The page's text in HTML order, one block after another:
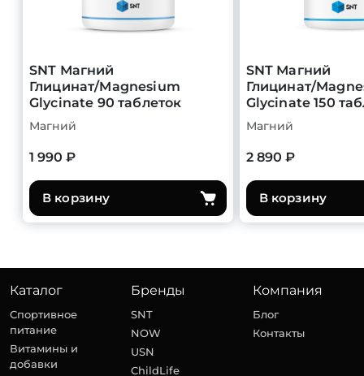
SNT Магний
Глицинат/Magnesium
Glycinate 90 таблеток
Магний
1 990 ₽
В корзину
SNT Магний
Глицинат/
Glycinate 150
Магний
2 890 ₽
В корзину
Каталог
Спортивное
питание
Витамины и
добавки
Бренды
SNT
NOW
USN
ChildLife
Компания
Блог
Контакты